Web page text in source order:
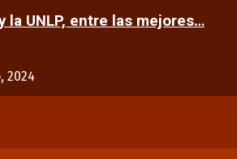
la UNLP, entre las mejores…
2024